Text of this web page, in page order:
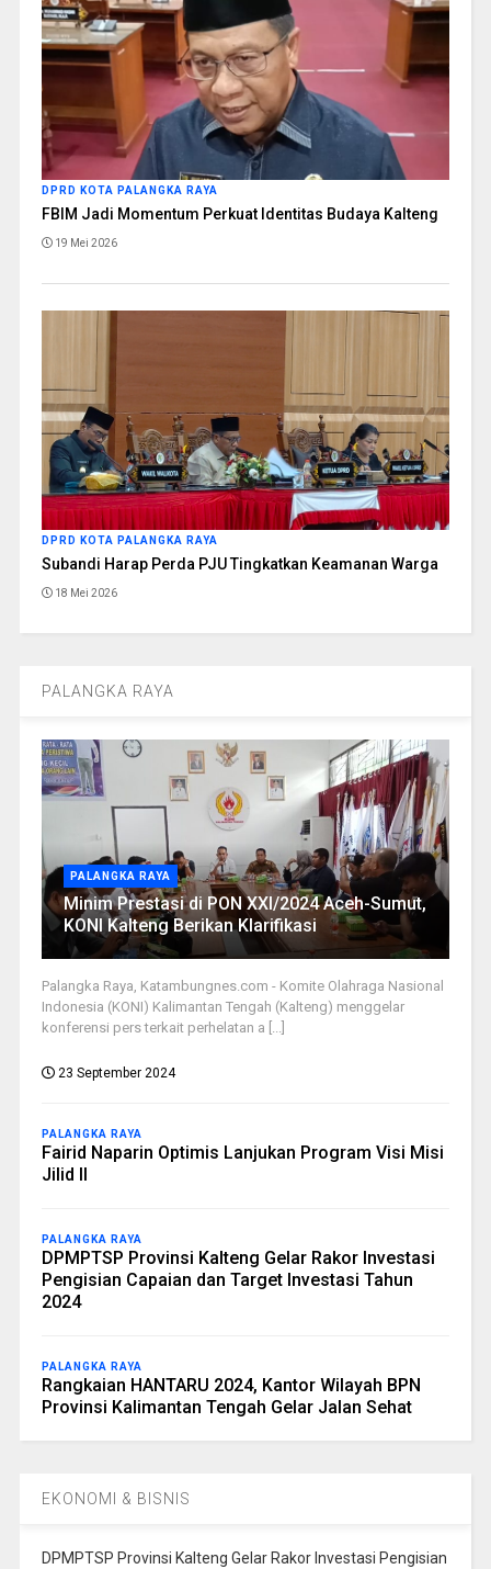
DPRD KOTA PALANGKA RAYA
FBIM Jadi Momentum Perkuat Identitas Budaya Kalteng
19 Mei 2026
DPRD KOTA PALANGKA RAYA
Subandi Harap Perda PJU Tingkatkan Keamanan Warga
18 Mei 2026
PALANGKA RAYA
PALANGKA RAYA
Minim Prestasi di PON XXI/2024 Aceh-Sumut,
KONI Kalteng Berikan Klarifikasi
Palangka Raya, Katambungnes.com - Komite Olahraga Nasional
Indonesia (KONI) Kalimantan Tengah (Kalteng) menggelar
konferensi pers terkait perhelatan a [...]
23 September 2024
PALANGKA RAYA
Fairid Naparin Optimis Lanjukan Program Visi Misi
Jilid II
PALANGKA RAYA
DPMPTSP Provinsi Kalteng Gelar Rakor Investasi
Pengisian Capaian dan Target Investasi Tahun
2024
PALANGKA RAYA
Rangkaian HANTARU 2024, Kantor Wilayah BPN
Provinsi Kalimantan Tengah Gelar Jalan Sehat
EKONOMI & BISNIS
DPMPTSP Provinsi Kalteng Gelar Rakor Investasi Pengisian